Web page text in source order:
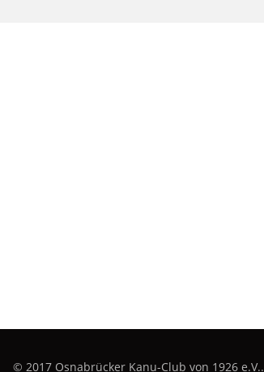
© 2017 Osnabrücker Kanu-Club von 1926 e.V..